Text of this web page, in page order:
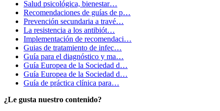
Salud psicológica, bienestar…
Recomendaciones de guías de p…
Prevención secundaria a travé…
La resistencia a los antibiót…
Implementación de recomendaci…
Guias de tratamiento de infec…
Guía para el diagnóstico y ma…
Guía Europea de la Sociedad d…
Guía Europea de la Sociedad d…
Guía de práctica clínica para…
¿Le gusta nuestro contenido?